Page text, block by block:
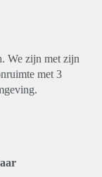
We zijn met zijn
met 3